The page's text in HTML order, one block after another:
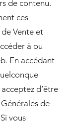
de contenu.
ces
Vente et
à ou
En accédant
d’être
de
vous